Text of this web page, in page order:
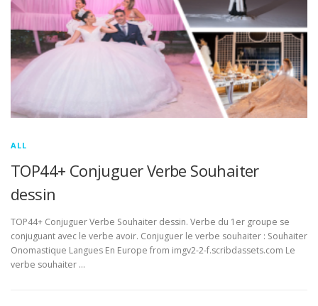
ALL
TOP44+ Conjuguer Verbe Souhaiter
dessin
TOP44+ Conjuguer Verbe Souhaiter dessin. Verbe du 1er groupe se
conjuguant avec le verbe avoir. Conjuguer le verbe souhaiter : Souhaiter
Onomastique Langues En Europe from imgv2-2-f.scribdassets.com Le
verbe souhaiter …